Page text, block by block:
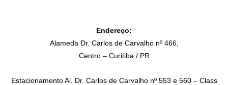
Endereço:
Alameda Dr. Carlos de Carvalho nº 466,
Centro – Curitiba / PR
Estacionamento Al. Dr. Carlos de Carvalho nº 553 e 560 – Class